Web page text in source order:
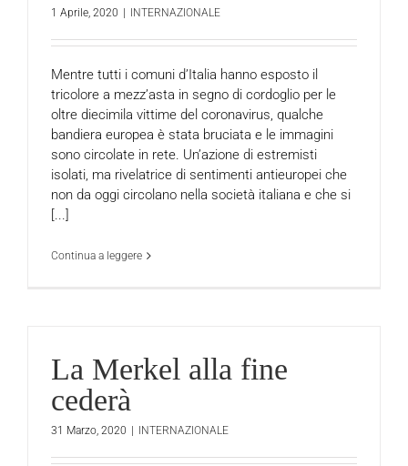
1 Aprile, 2020 | INTERNAZIONALE
Mentre tutti i comuni d’Italia hanno esposto il
tricolore a mezz’asta in segno di cordoglio per le
oltre diecimila vittime del coronavirus, qualche
bandiera europea è stata bruciata e le immagini
sono circolate in rete. Un’azione di estremisti
isolati, ma rivelatrice di sentimenti antieuropei che
non da oggi circolano nella società italiana e che si
[...]
Continua a leggere
La Merkel alla fine
cederà
31 Marzo, 2020 | INTERNAZIONALE